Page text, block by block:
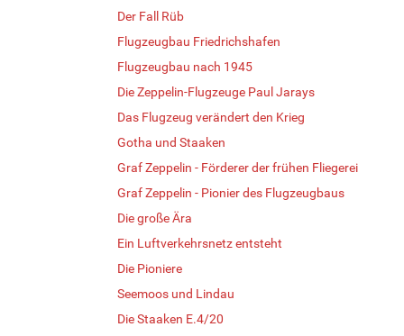
Der Fall Rüb
Flugzeugbau Friedrichshafen
Flugzeugbau nach 1945
Die Zeppelin-Flugzeuge Paul Jarays
Das Flugzeug verändert den Krieg
Gotha und Staaken
Graf Zeppelin - Förderer der frühen Fliegerei
Graf Zeppelin - Pionier des Flugzeugbaus
Die große Ära
Ein Luftverkehrsnetz entsteht
Die Pioniere
Seemoos und Lindau
Die Staaken E.4/20